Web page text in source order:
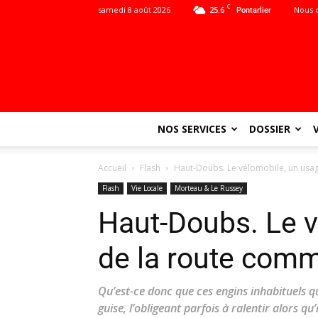
25.6 C Pontarlier
samedi 8 août 2026 Nous
NOS SERVICES DOSSIER
Accueil Flash Haut-Doubs. Le vélomobile, un
Flash Vie Locale Morteau & Le Russey
Haut-Doubs. Le
de la route
Qu’est-ce donc que ces engins
guise, l’obligeant parfois à ralentir alors